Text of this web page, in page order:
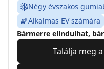
Négy évszakos
Alkalmas EV számára
Bármerre elindulhat,
Találja meg